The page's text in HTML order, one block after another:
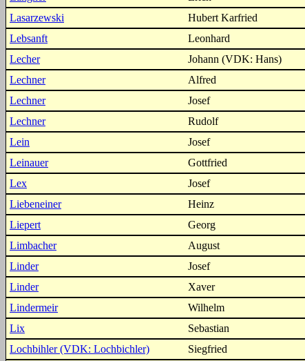
Lasarzewski
Hubert Karfried
Lebsanft
Leonhard
Lecher
Johann (VDK: Hans)
Lechner
Alfred
Lechner
Josef
Lechner
Rudolf
Lein
Josef
Leinauer
Gottfried
Lex
Josef
Liebeneiner
Heinz
Liepert
Georg
Limbacher
August
Linder
Josef
Linder
Xaver
Lindermeir
Wilhelm
Lix
Sebastian
Lochbihler (VDK: Lochbichler)
Siegfried